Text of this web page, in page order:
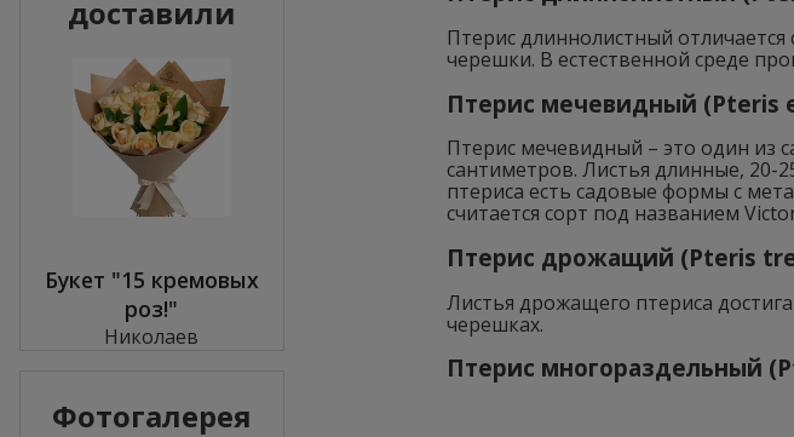
Птерис длиннолистный
черешки. В естественной среде
Птерис мечевидный (Pteris
Птерис мечевидный – это один из
сантиметров. Листья длинные, 20-
птериса есть садовые формы с
считается сорт под названием
Птерис дрожащий (Pteris
Листья дрожащего птериса
черешках.
Птерис многораздельный
доставили
Букет "15 кремовых
роз!"
Николаев
Фотогалерея